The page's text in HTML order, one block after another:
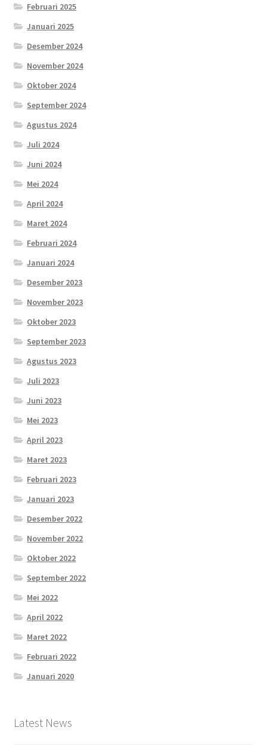
Februari 2025
Januari 2025
Desember 2024
November 2024
Oktober 2024
September 2024
Agustus 2024
Juli 2024
Juni 2024
Mei 2024
April 2024
Maret 2024
Februari 2024
Januari 2024
Desember 2023
November 2023
Oktober 2023
September 2023
Agustus 2023
Juli 2023
Juni 2023
Mei 2023
April 2023
Maret 2023
Februari 2023
Januari 2023
Desember 2022
November 2022
Oktober 2022
September 2022
Mei 2022
April 2022
Maret 2022
Februari 2022
Januari 2020
Latest News